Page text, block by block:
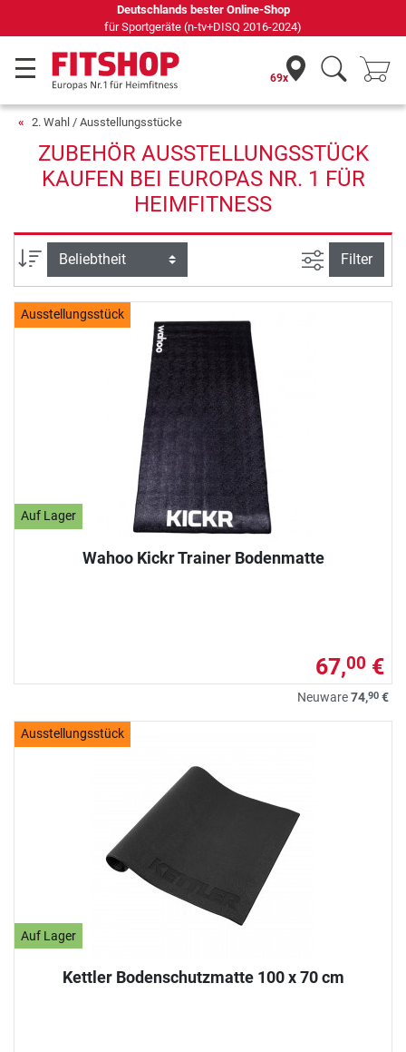
Deutschlands bester Online-Shop
für Sportgeräte (n-tv+DISQ 2016-2024)
69x
2. Wahl / Ausstellungsstücke
ZUBEHÖR AUSSTELLUNGSSTÜCK
KAUFEN BEI EUROPAS NR. 1 FÜR
HEIMFITNESS
Sortierung Ansicht
Filter
Ausstellungsstück
Auf Lager
Wahoo Kickr Trainer Bodenmatte
67,00 €
Neuware74,90 €
Ausstellungsstück
Auf Lager
Kettler Bodenschutzmatte 100 x 70 cm